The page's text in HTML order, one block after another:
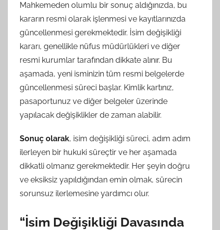
Mahkemeden olumlu bir sonuç aldığınızda, bu
kararın resmi olarak işlenmesi ve kayıtlarınızda
güncellenmesi gerekmektedir. İsim değişikliği
kararı, genellikle nüfus müdürlükleri ve diğer
resmi kurumlar tarafından dikkate alınır. Bu
aşamada, yeni isminizin tüm resmi belgelerde
güncellenmesi süreci başlar. Kimlik kartınız,
pasaportunuz ve diğer belgeler üzerinde
yapılacak değişiklikler de zaman alabilir.
Sonuç olarak, isim değişikliği süreci, adım adım
ilerleyen bir hukuki süreçtir ve her aşamada
dikkatli olmanız gerekmektedir. Her şeyin doğru
ve eksiksiz yapıldığından emin olmak, sürecin
sorunsuz ilerlemesine yardımcı olur.
“İsim Değişikliği Davasında